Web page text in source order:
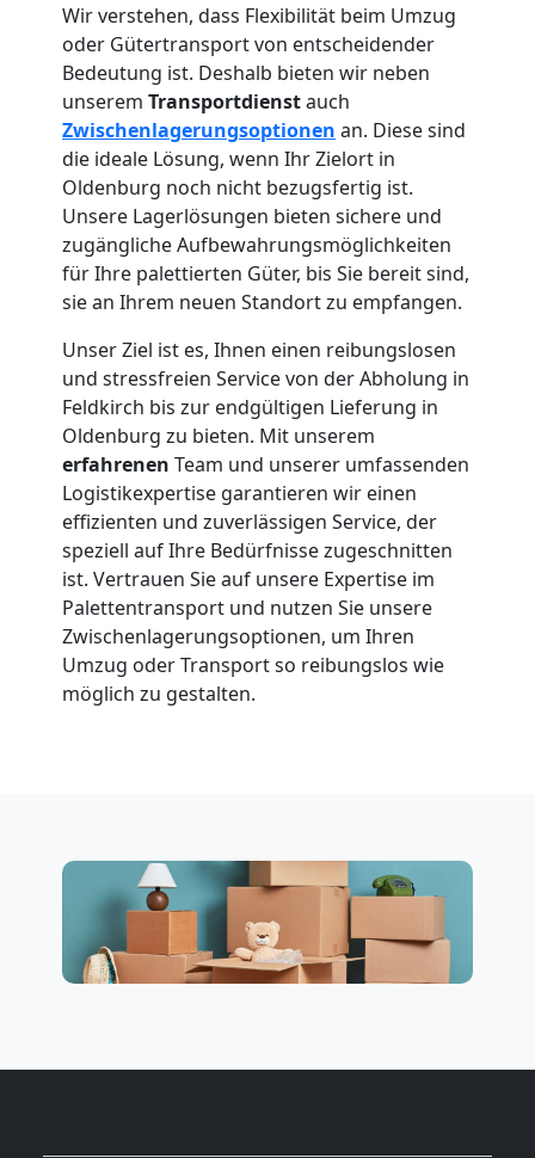
Wir verstehen, dass Flexibilität beim Umzug
oder Gütertransport von entscheidender
Bedeutung ist. Deshalb bieten wir neben
unserem Transportdienstauch
Zwischenlagerungsoptionen an. Diese sind
die ideale Lösung, wenn Ihr Zielort in
Oldenburg noch nicht bezugsfertig ist.
Unsere Lagerlösungen bieten sichere und
zugängliche Aufbewahrungsmöglichkeiten
für Ihre palettierten Güter, bis Sie bereit sind,
sie an Ihrem neuen Standort zu empfangen.
Unser Ziel ist es, Ihnen einen reibungslosen
und stressfreien Service von der Abholung in
Feldkirch bis zur endgültigen Lieferung in
Oldenburg zu bieten. Mit unserem
erfahrenen Team und unserer umfassenden
Logistikexpertise garantieren wir einen
effizienten und zuverlässigen Service, der
speziell auf Ihre Bedürfnisse zugeschnitten
ist. Vertrauen Sie auf unsere Expertise im
Palettentransport und nutzen Sie unsere
Zwischenlagerungsoptionen, um Ihren
Umzug oder Transport so reibungslos wie
möglich zu gestalten.